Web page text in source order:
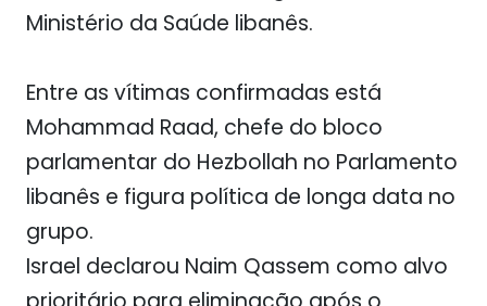
Ministério da Saúde libanês.
Entre as vítimas confirmadas está
Mohammad Raad, chefe do bloco
parlamentar do Hezbollah no Parlamento
libanês e figura política de longa data no
grupo.
Israel declarou Naim Qassem como alvo